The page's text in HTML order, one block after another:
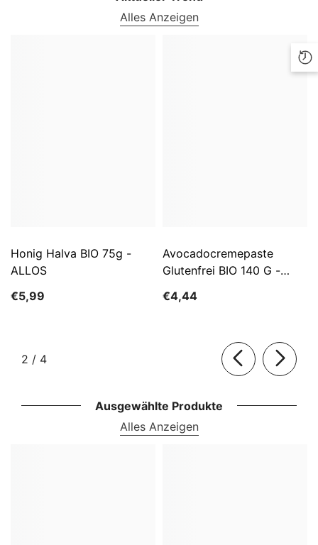
Alles Anzeigen
Honig Halva BIO 75g -
ALLOS
€5,99
Avocadocremepaste
Glutenfrei BIO 140 G -
€4,44
2 / von
4
Ausgewählte Produkte
Alles Anzeigen